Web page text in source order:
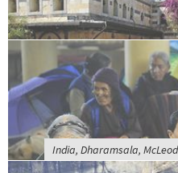
India, Dharamsala,